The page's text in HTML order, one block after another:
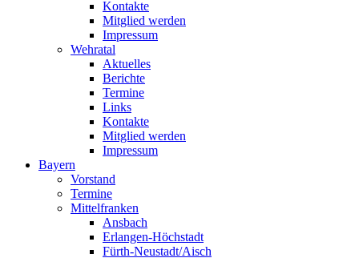
Kontakte
Mitglied werden
Impressum
Wehratal
Aktuelles
Berichte
Termine
Links
Kontakte
Mitglied werden
Impressum
Bayern
Vorstand
Termine
Mittelfranken
Ansbach
Erlangen-Höchstadt
Fürth-Neustadt/Aisch